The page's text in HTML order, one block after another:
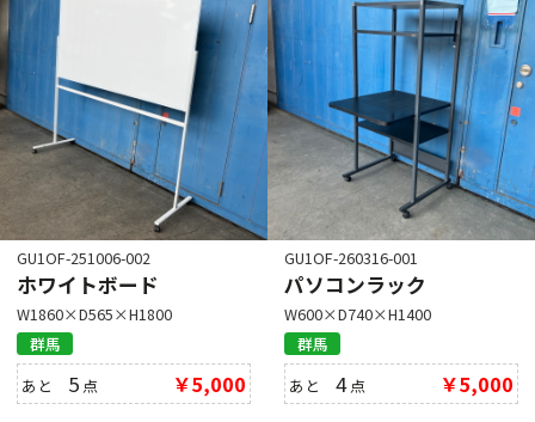
GU1OF-251006-002
ホワイトボード
W1860×D565×H1800
群馬
あと 5 点 ￥5,000
GU1OF-260316-001
パソコンラック
W600×D740×H1400
群馬
あと4点 ￥5,000